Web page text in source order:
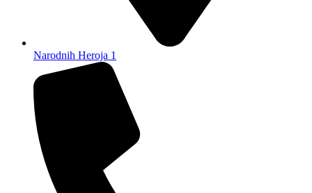
Narodnih Heroja 1